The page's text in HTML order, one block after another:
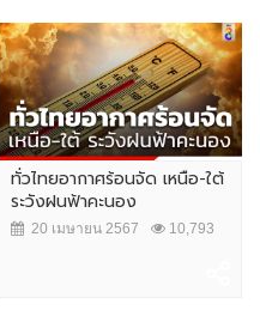
ทั่วไทยอากาศร้อนจัด เหนือ-ใต้
ระวังฝนฟ้าคะนอง
20 เมษายน 2567 10,793